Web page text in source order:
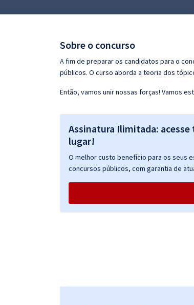
Conteúdo gratuito
Sobre o concurso
A fim de preparar os candidatos para o
públicos. O curso aborda a teoria dos
Então, vamos unir nossas forças! Vamos
Assinatura Ilimitada:
lugar!
O melhor custo benefício para os seus
concursos públicos, com garantia de